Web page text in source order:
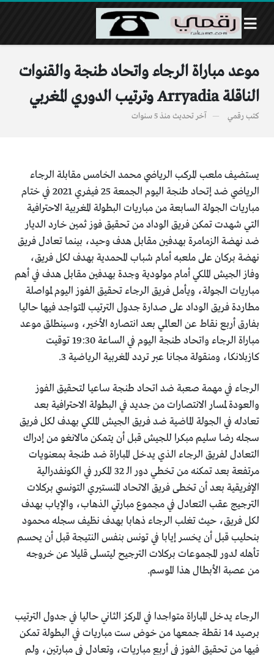
موعد مباراة الرجاء واتحاد طنجة والقنوات
الناقلة Arryadia وترتيب الدوري المغربي
كتب رقمي آخر تحديث منذ 5 سنوات
يستضيف ملعب المركب الرياضي محمد الخامس مقابلة الرجاء
الرياضي ضد إتحاد طنجة اليوم الجمعة 25 فيفري 2021 في ختام
مباريات الجولة السابعة من مباريات البطولة المغربية الاحترافية
التي شهدت تمكن فريق الوداد من تحقيق فوز ثمين خارد الديار
ضد نهضة الزمامرة بهدفين مقابل هدف وحيد، بينما تعادل فريق
نهضة بركان على ملعبه أمام شباب المحمدية بهدف لكل فريق،
وفاز الجيش الملكي أمام مولودية وجدة بهدفين مقابل هدف في أهم
مباريات الجولة، ويأمل فريق الرجاء تحقيق الفوز اليوم لمواصلة
مطاردة فريق الوداد على صدارة جدول الترتيب المتواجد فيها حاليا
بفارق أربع نقاط عن العالمي بعد انتصاره الأخير، وسينطلق موعد
مباراة الرجاء واتحاد طنجة اليوم في الساعة 19:30 توقيت
كازبلانكا، ومنقولة مجانا عبر تردد المغربية الرياضية 3.
الرجاء في مهمة صعبة ضد اتحاد طنجة ساعيا لتحقيق الفوز
والعودة لمسار الانتصارات من جديد في البطولة الاحترافية بعد
تعادله في الجولة الماضية ضد فريق الجيش الملكي بهدف لكل فريق
سجله رضا سليم مبكرا للجيش قبل أن يتمكن مالانغو من إدراك
التعادل لفريق الرجاء الذي يدخل المباراة ضد طنجة بمعنويات
مرتفعة بعد تمكنه من تخطي دور الـ 32 المكرر في الكونفدرالية
الإفريقية بعد أن تخطى فريق الاتحاد المنستيري التونسي بركلات
الترجيج عقب التعادل في مجموع مبارتي الذهاب، والإياب بهدف
لكل فريق، حيث تغلب الرجاء ذهابا بهدف نظيف سجله محمود
بنحليب قبل أن يخسر إيابا في تونس بنفس النتيجة قبل أن يحسم
تأهله لدور المجموعات بركلات الترجيح ليتسلى قليلا عن خروجه
من عصبة الأبطال هذا الموسم.
الرجاء يدخل المباراة متواجدا في المركز الثاني حاليا في جدول الترتيب
برصيد 14 نقطة جمعها من خوض ست مباريات في البطولة تمكن
فيها من تحقيق الفوز في أربع مباريات، وتعادل في مبارتين، ولم